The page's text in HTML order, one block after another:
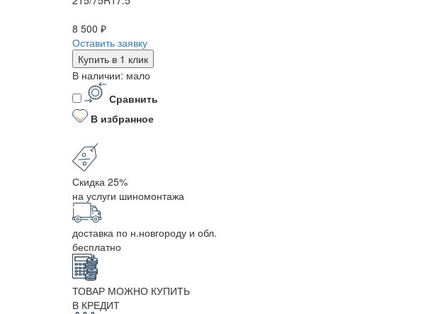
8 500 ₽
Оставить заявку
Купить в 1 клик
В наличии: мало
Сравнить
В избранное
Скидка 25%
на услуги шиномонтажа
доставка по н.новгороду и обл.
бесплатно
ТОВАР МОЖНО КУПИТЬ
В КРЕДИТ